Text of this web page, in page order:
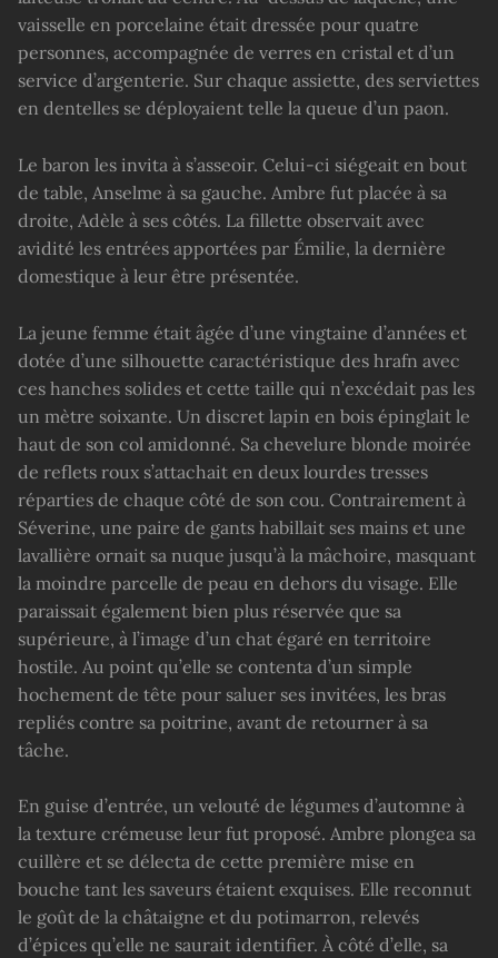
vaisselle en porcelaine était dressée pour quatre
personnes, accompagnée de verres en cristal et d’un
service d’argenterie. Sur chaque assiette, des serviettes
en dentelles se déployaient telle la queue d’un paon.
Le baron les invita à s’asseoir. Celui-ci siégeait en bout
de table, Anselme à sa gauche. Ambre fut placée à sa
droite, Adèle à ses côtés. La fillette observait avec
avidité les entrées apportées par Émilie, la dernière
domestique à leur être présentée.
La jeune femme était âgée d’une vingtaine d’années et
dotée d’une silhouette caractéristique des hrafn avec
ces hanches solides et cette taille qui n’excédait pas les
un mètre soixante. Un discret lapin en bois épinglait le
haut de son col amidonné. Sa chevelure blonde moirée
de reflets roux s’attachait en deux lourdes tresses
réparties de chaque côté de son cou. Contrairement à
Séverine, une paire de gants habillait ses mains et une
lavallière ornait sa nuque jusqu’à la mâchoire, masquant
la moindre parcelle de peau en dehors du visage. Elle
paraissait également bien plus réservée que sa
supérieure, à l’image d’un chat égaré en territoire
hostile. Au point qu’elle se contenta d’un simple
hochement de tête pour saluer ses invitées, les bras
repliés contre sa poitrine, avant de retourner à sa
tâche.
En guise d’entrée, un velouté de légumes d’automne à
la texture crémeuse leur fut proposé. Ambre plongea sa
cuillère et se délecta de cette première mise en
bouche tant les saveurs étaient exquises. Elle reconnut
le goût de la châtaigne et du potimarron, relevés
d’épices qu’elle ne saurait identifier. À côté d’elle, sa